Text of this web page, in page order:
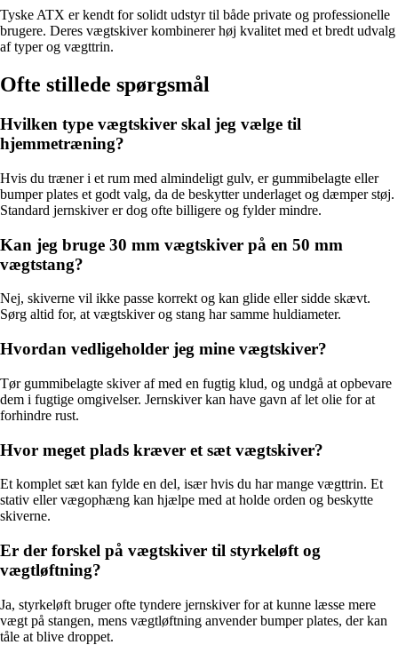
Tyske ATX er kendt for solidt udstyr til både private og professionelle
brugere. Deres vægtskiver kombinerer høj kvalitet med et bredt udvalg
af typer og vægttrin.
Ofte stillede spørgsmål
Hvilken type vægtskiver skal jeg vælge til
hjemmetræning?
Hvis du træner i et rum med almindeligt gulv, er gummibelagte eller
bumper plates et godt valg, da de beskytter underlaget og dæmper støj.
Standard jernskiver er dog ofte billigere og fylder mindre.
Kan jeg bruge 30 mm vægtskiver på en 50 mm
vægtstang?
Nej, skiverne vil ikke passe korrekt og kan glide eller sidde skævt.
Sørg altid for, at vægtskiver og stang har samme huldiameter.
Hvordan vedligeholder jeg mine vægtskiver?
Tør gummibelagte skiver af med en fugtig klud, og undgå at opbevare
dem i fugtige omgivelser. Jernskiver kan have gavn af let olie for at
forhindre rust.
Hvor meget plads kræver et sæt vægtskiver?
Et komplet sæt kan fylde en del, især hvis du har mange vægttrin. Et
stativ eller vægophæng kan hjælpe med at holde orden og beskytte
skiverne.
Er der forskel på vægtskiver til styrkeløft og
vægtløftning?
Ja, styrkeløft bruger ofte tyndere jernskiver for at kunne læsse mere
vægt på stangen, mens vægtløftning anvender bumper plates, der kan
tåle at blive droppet.